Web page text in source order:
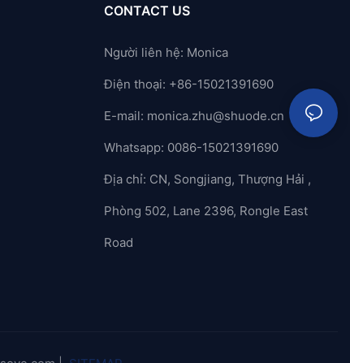
CONTACT US
Người liên hệ: Monica
Điện thoại: +86-15021391690
E-mail: monica.zhu@shuode.cn
Whatsapp: 0086-15021391690
Địa chỉ: CN, Songjiang, Thượng Hải ,
Phòng 502, Lane 2396, Rongle East
Road